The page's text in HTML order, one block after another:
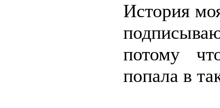
История
потому
попала в